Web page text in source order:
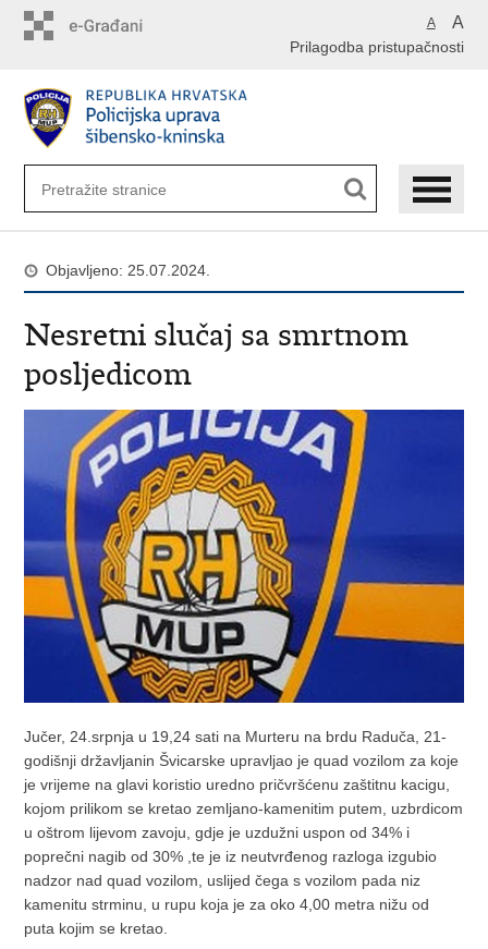
A A
Prilagodba pristupačnosti
Objavljeno: 25.07.2024.
Nesretni slučaj sa smrtnom
posljedicom
Jučer, 24.srpnja u 19,24 sati na Murteru na brdu Raduča, 21-
godišnji državljanin Švicarske upravljao je quad vozilom za koje
je vrijeme na glavi koristio uredno pričvršćenu zaštitnu kacigu,
kojom prilikom se kretao zemljano-kamenitim putem, uzbrdicom
u oštrom lijevom zavoju, gdje je uzdužni uspon od 34% i
poprečni nagib od 30% ,te je iz neutvrđenog razloga izgubio
nadzor nad quad vozilom, uslijed čega s vozilom pada niz
kamenitu strminu, u rupu koja je za oko 4,00 metra nižu od
puta kojim se kretao.